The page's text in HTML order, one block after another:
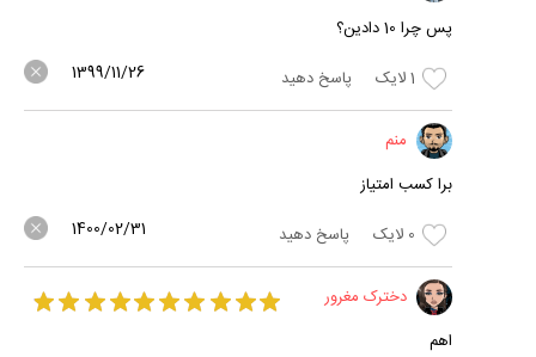
پس چرا 10 دادین؟
1لایک پاسخ دهید 1399/11/26
منم
برا کسب امتیاز
0 لایک پاسخ دهید 1400/02/31
دخترک مغرور
اهم